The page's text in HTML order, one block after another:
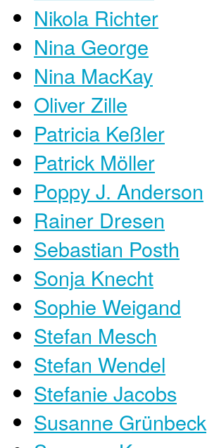
Nikola Richter
Nina George
Nina MacKay
Oliver Zille
Patricia Keßler
Patrick Möller
Poppy J. Anderson
Rainer Dresen
Sebastian Posth
Sonja Knecht
Sophie Weigand
Stefan Mesch
Stefan Wendel
Stefanie Jacobs
Susanne Grünbeck